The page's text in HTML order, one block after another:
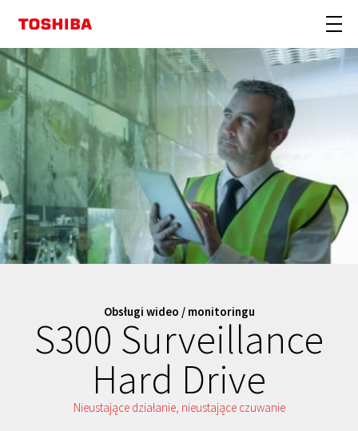
Obsługi wideo / monitoringu
S300 Surveillance
Hard Drive
Nieustające działanie, nieustające czuwanie